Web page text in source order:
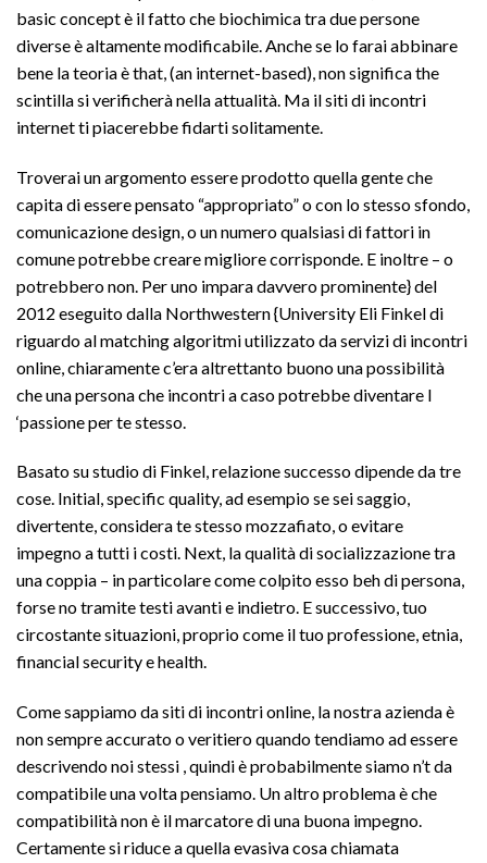
basic concept è il fatto che biochimica tra due persone
diverse è altamente modificabile. Anche se lo farai abbinare
bene la teoria è that, (an internet-based), non significa the
scintilla si verificherà nella attualità. Ma il siti di incontri
internet ti piacerebbe fidarti solitamente.
Troverai un argomento essere prodotto quella gente che
capita di essere pensato “appropriato” o con lo stesso sfondo,
comunicazione design, o un numero qualsiasi di fattori in
comune potrebbe creare migliore corrisponde. E inoltre – o
potrebbero non. Per uno impara davvero prominente} del
2012 eseguito dalla Northwestern {University Eli Finkel di
riguardo al matching algoritmi utilizzato da servizi di incontri
online, chiaramente c’era altrettanto buono una possibilità
che una persona che incontri a caso potrebbe diventare l
‘passione per te stesso.
Basato su studio di Finkel, relazione successo dipende da tre
cose. Initial, specific quality, ad esempio se sei saggio,
divertente, considera te stesso mozzafiato, o evitare
impegno a tutti i costi. Next, la qualità di socializzazione tra
una coppia – in particolare come colpito esso beh di persona,
forse no tramite testi avanti e indietro. E successivo, tuo
circostante situazioni, proprio come il tuo professione, etnia,
financial security e health.
Come sappiamo da siti di incontri online, la nostra azienda è
non sempre accurato o veritiero quando tendiamo ad essere
descrivendo noi stessi , quindi è probabilmente siamo n’t da
compatibile una volta pensiamo. Un altro problema è che
compatibilità non è il marcatore di una buona impegno.
Certamente si riduce a quella evasiva cosa chiamata